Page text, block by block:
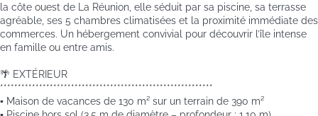
la côte ouest de La Réunion, elle séduit par sa piscine, sa terrasse
agréable, ses 5 chambres climatisées et la proximité immédiate des
commerces. Un hébergement convivial pour découvrir l’île intense
en famille ou entre amis.
🌴 EXTÉRIEUR
************************************************************
▪️ Maison de vacances de 130 m² sur un terrain de 390 m²